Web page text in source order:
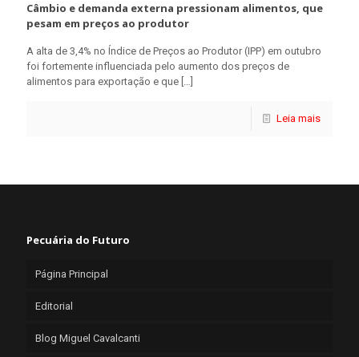
Câmbio e demanda externa pressionam alimentos, que
pesam em preços ao produtor
A alta de 3,4% no Índice de Preços ao Produtor (IPP) em outubro
foi fortemente influenciada pelo aumento dos preços de
alimentos para exportação e que […]
Leia mais
Pecuária do Futuro
Página Principal
Editorial
Blog Miguel Cavalcanti